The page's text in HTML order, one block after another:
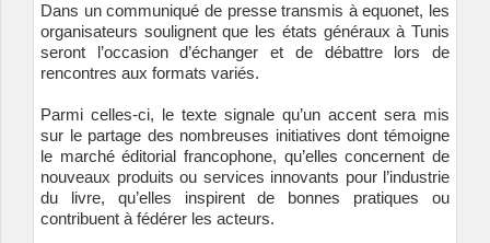
Dans un communiqué de presse transmis à equonet, les
organisateurs soulignent que les états généraux à Tunis
seront l’occasion d’échanger et de débattre lors de
rencontres aux formats variés.
Parmi celles-ci, le texte signale qu’un accent sera mis
sur le partage des nombreuses initiatives dont témoigne
le marché éditorial francophone, qu’elles concernent de
nouveaux produits ou services innovants pour l’industrie
du livre, qu’elles inspirent de bonnes pratiques ou
contribuent à fédérer les acteurs.